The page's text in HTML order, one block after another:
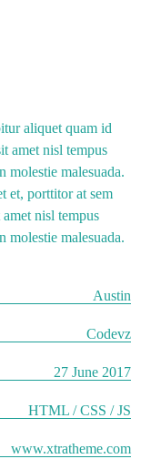
aliquet quam id
amet nisl tempus
molestie malesuada.
et, porttitor at sem
nisl tempus
molestie malesuada.
Austin
Codevz
27 June 2017
HTML / CSS / JS
www.xtratheme.com